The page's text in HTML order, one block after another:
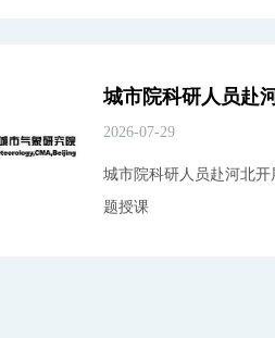
2026-07-29
城市院科研人员赴河北
题授课